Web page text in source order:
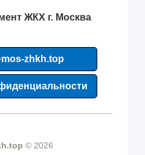
ЖКХ г. Москва
zhkh.top
© 2026